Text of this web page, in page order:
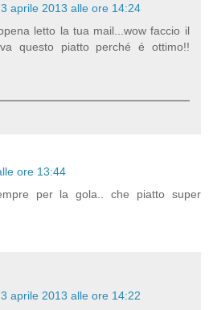
3 aprile 2013 alle ore 14:24
letto la tua mail...wow faccio il
questo piatto perché é ottimo!!
ore 13:44
per la gola.. che piatto super
3 aprile 2013 alle ore 14:22